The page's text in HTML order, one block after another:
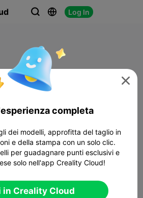
  Log In

completa
dei modelli, approfitta del taglio in
e della stampa con un solo clic.
per guadagnare punti esclusivi e
solo nell'app Creality Cloud!
in Creality Cloud